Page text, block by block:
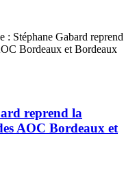
reprend la
AOC Bordeaux et